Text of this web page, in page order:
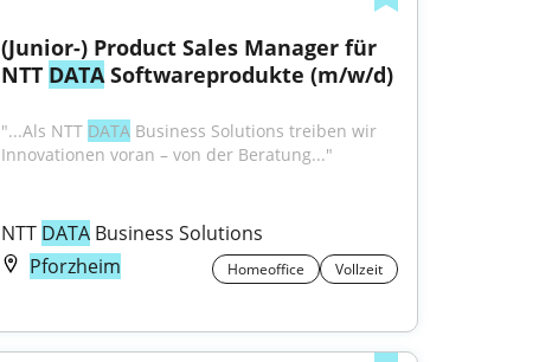
(Junior-) Product Sales Manager für
NTT DATA Softwareprodukte (m/w/d)
"...Als NTT DATA Business Solutions treiben wir
Innovationen voran – von der Beratung..."
NTT DATA Business Solutions
Pforzheim
Homeoffice Vollzeit